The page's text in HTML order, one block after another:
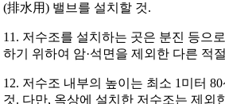
(排水用) 밸브를 설치할 것.
11. 저수조를 설치하는 곳은 분진 등으
하기 위하여 암·석면을 제외한 다른 적
12. 저수조 내부의 높이는 최소 1미터
것. 다만, 옥상에 설치한 저수조는 제외